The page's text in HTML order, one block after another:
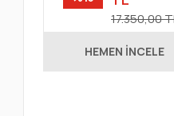
17.350,00
HEMEN İNCELE